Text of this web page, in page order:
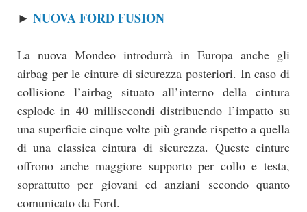
► NUOVA FORD FUSION
La nuova Mondeo introdurrà in Europa anche gli
airbag per le cinture di sicurezza posteriori. In caso di
collisione l’airbag situato all’interno della cintura
esplode in 40 millisecondi distribuendo l’impatto su
una superficie cinque volte più grande rispetto a quella
di una classica cintura di sicurezza. Queste cinture
offrono anche maggiore supporto per collo e testa,
soprattutto per giovani ed anziani secondo quanto
comunicato da Ford.